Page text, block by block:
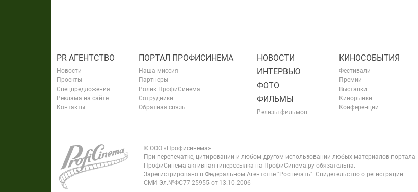
PR АГЕНТСТВО
Новости
Проекты
Спецпредложения
Реклама на сайте
Контакты
ПОРТАЛ ПРОФИСИНЕМА
Наша миссия
Партнеры
Ролик ПрофиСинема
Сотрудники
Обратная связь
НОВОСТИ
ИНТЕРВЬЮ
ФОТО
ФИЛЬМЫ
Релизы фильмов
КИНОСОБЫТИЯ
Фестивали
Премии
Выставки
Кинорынки
Конференции
© ООО «Профисинема»
При перепечатке, цитировании и любом другом использовании любых материалов портала
ПрофиСинема активная гиперссылка на ПрофиСинема.ру обязательна.
Зарегистрировано в Федеральном Агентстве "Роспечать". Свидетельство о регистрации
СМИ Эл.№ФС77-25955 от 13.10.2006